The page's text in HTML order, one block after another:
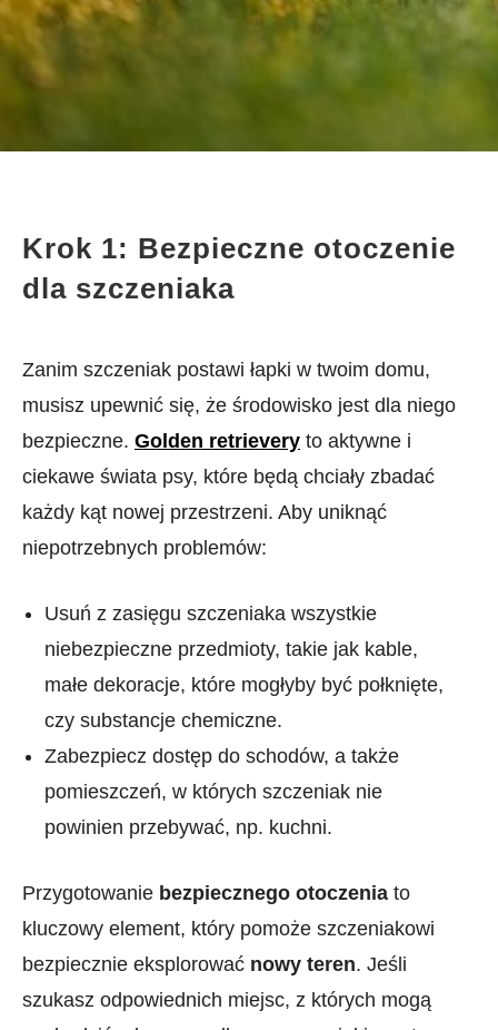
Krok 1: Bezpieczne otoczenie
dla szczeniaka
Zanim szczeniak postawi łapki w twoim domu,
musisz upewnić się, że środowisko jest dla niego
bezpieczne. Golden retrievery to aktywne i
ciekawe świata psy, które będą chciały zbadać
każdy kąt nowej przestrzeni. Aby uniknąć
niepotrzebnych problemów:
Usuń z zasięgu szczeniaka wszystkie
niebezpieczne przedmioty, takie jak kable,
małe dekoracje, które mogłyby być połknięte,
czy substancje chemiczne.
Zabezpiecz dostęp do schodów, a także
pomieszczeń, w których szczeniak nie
powinien przebywać, np. kuchni.
Przygotowanie bezpiecznego otoczenia to
kluczowy element, który pomoże szczeniakowi
bezpiecznie eksplorować nowy teren. Jeśli
szukasz odpowiednich miejsc, z których mogą